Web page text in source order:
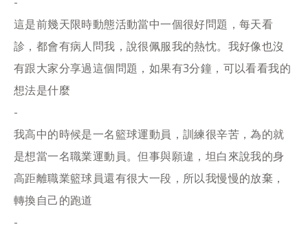
這是前幾天限時動態活動當中一個很好問題，每天看
診，都會有病人問我，說很佩服我的熱忱。我好像也沒
有跟大家分享過這個問題，如果有3分鐘，可以看看我的
想法是什麼
-
我高中的時候是一名籃球運動員，訓練很辛苦，為的就
是想當一名職業運動員。但事與願違，坦白來說我的身
高距離職業籃球員還有很大一段，所以我慢慢的放棄，
轉換自己的跑道
-